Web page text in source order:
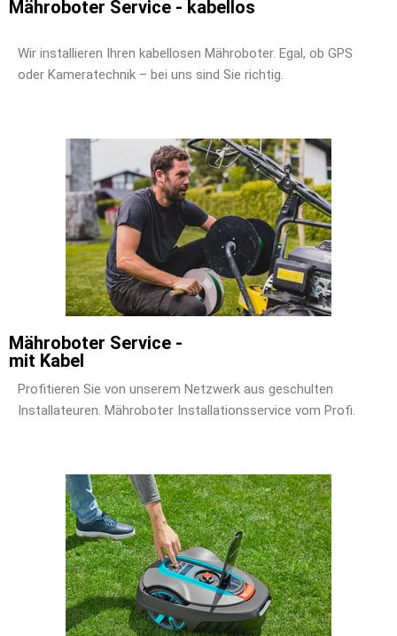
Mähroboter Service - kabellos
Wir installieren Ihren kabellosen Mähroboter. Egal, ob GPS
oder Kameratechnik – bei uns sind Sie richtig.
Mähroboter Service -
mit Kabel
Profitieren Sie von unserem Netzwerk aus geschulten
Installateuren. Mähroboter Installationsservice vom Profi.